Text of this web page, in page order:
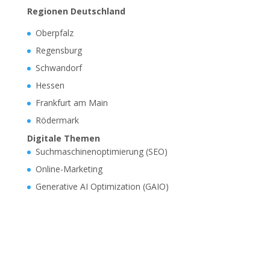
Regionen Deutschland
Oberpfalz
Regensburg
Schwandorf
Hessen
Frankfurt am Main
Rödermark
Digitale Themen
Suchmaschinenoptimierung (SEO)
Online-Marketing
Generative AI Optimization (GAIO)